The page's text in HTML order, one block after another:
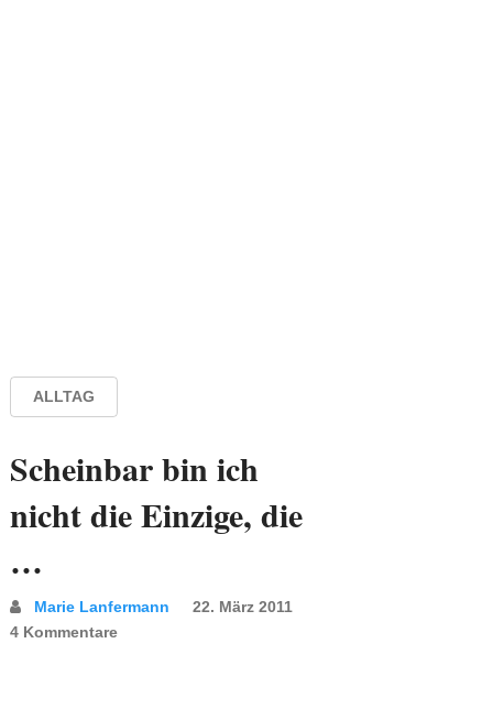
ALLTAG
Scheinbar bin ich
nicht die Einzige, die
…
Marie Lanfermann
22. März 2011
4 Kommentare